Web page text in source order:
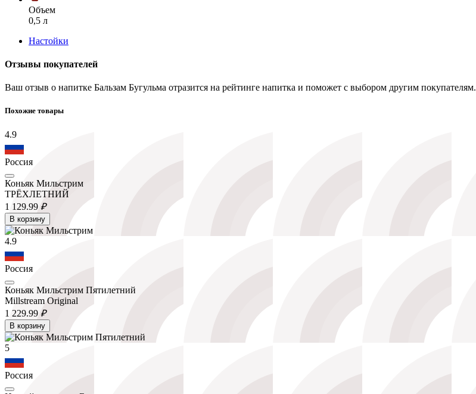
Объем
0,5 л
Настойки
Отзывы покупателей
Ваш отзыв о напитке Бальзам Бугульма отразится на рейтинге напитка и поможет с выбором другим покупателям.
Похожие товары
4.9
Россия
Коньяк Мильстрим
ТРЁХЛЕТНИЙ
1 129.99 ₽
В корзину
4.9
Россия
Коньяк Мильстрим Пятилетний
Millstream Original
1 229.99 ₽
В корзину
5
Россия